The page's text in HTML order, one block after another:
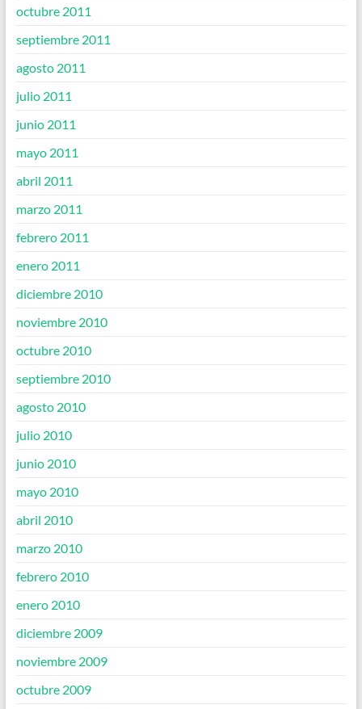
octubre 2011
septiembre 2011
agosto 2011
julio 2011
junio 2011
mayo 2011
abril 2011
marzo 2011
febrero 2011
enero 2011
diciembre 2010
noviembre 2010
octubre 2010
septiembre 2010
agosto 2010
julio 2010
junio 2010
mayo 2010
abril 2010
marzo 2010
febrero 2010
enero 2010
diciembre 2009
noviembre 2009
octubre 2009